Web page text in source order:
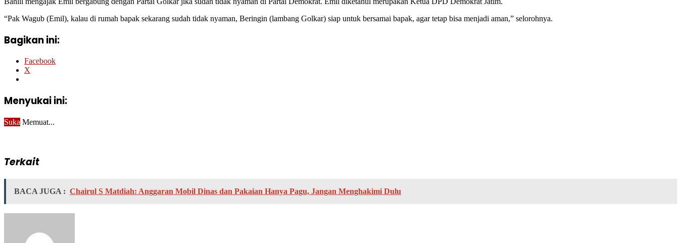
“Pak Wagub (Emil), kalau di rumah bapak sekarang sudah tidak nyaman, Beringin (lambang Golkar) siap untuk bersamai bapak, agar tetap bisa menjadi aman,” selorohnya.
Bagikan ini:
Facebook
X
Menyukai ini:
Suka Memuat...
Terkait
BACA JUGA : Chairul S Matdiah: Anggaran Mobil Dinas dan Pakaian Hanya Pagu, Jangan Menghakimi Dulu